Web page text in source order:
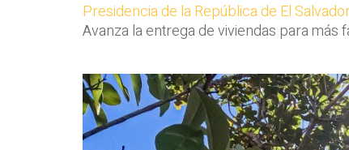
Presidencia de la República de El
Avanza la entrega de viviendas para más